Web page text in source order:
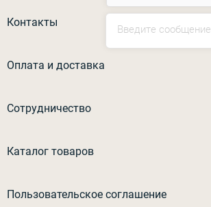
Контакты
Оплата и доставка
Сотрудничество
Каталог товаров
Пользовательское соглашение
Введите сообщение